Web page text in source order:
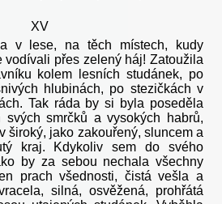
XV
v lese, na těch místech, kudy
vodívali přes zelený háj! Zatoužila
kolem lesních studánek, po
hlubinách, po stezičkách v
Tak ráda by si byla poseděla
smrčků a vysokých habrů,
široký, jako zakouřený, sluncem a
kraj. Kdykoliv sem do svého
by za sebou nechala všechny
prach všednosti, čistá vešla a
silná, osvěžená, prohřátá